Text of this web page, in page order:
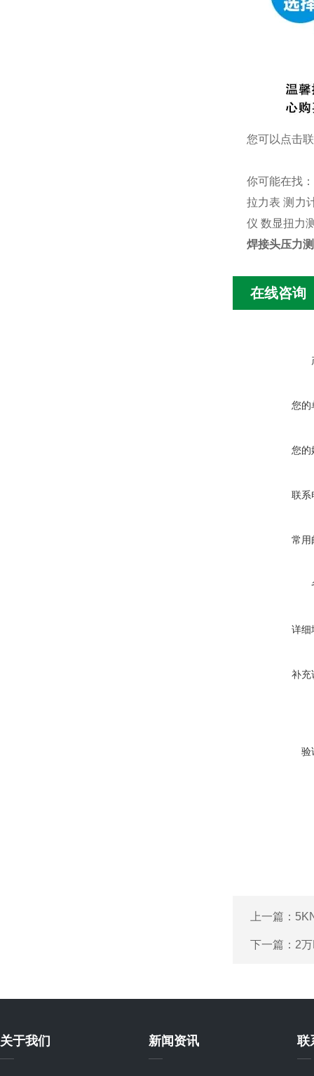
您可以点击
你可能在找：
拉力表 测力
仪 数显扭力
焊接头压力
在线咨询
您的
您的
联系
常用
详细
补充
验
上一篇：
下一篇： 2
关于我们 新闻资讯 联